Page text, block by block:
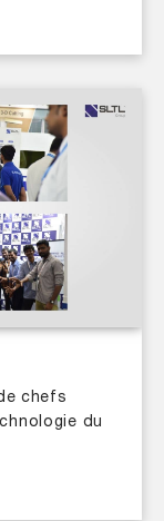
chefs
du